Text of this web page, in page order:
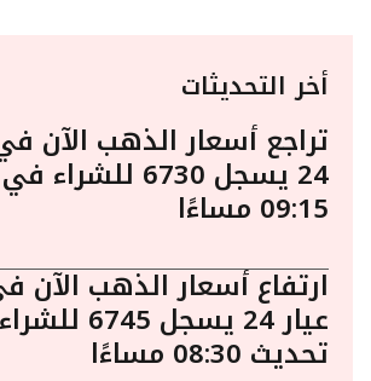
أخر التحديثات
تراجع أسعار الذهب الآن
24 يسجل 6730
09:15 مساءًا
ارتفاع أسعار الذهب الآن
عيار 24 يسجل
تحديث 08:30 مساءًا